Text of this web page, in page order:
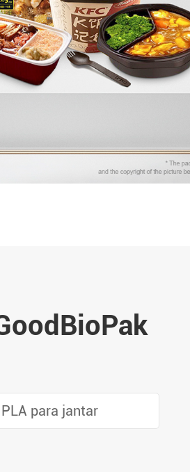
para jantar